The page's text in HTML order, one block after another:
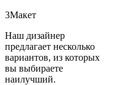
3Макет
Наш дизайнер
предлагает несколько
вариантов, из которых
вы выбираете
наилучший.